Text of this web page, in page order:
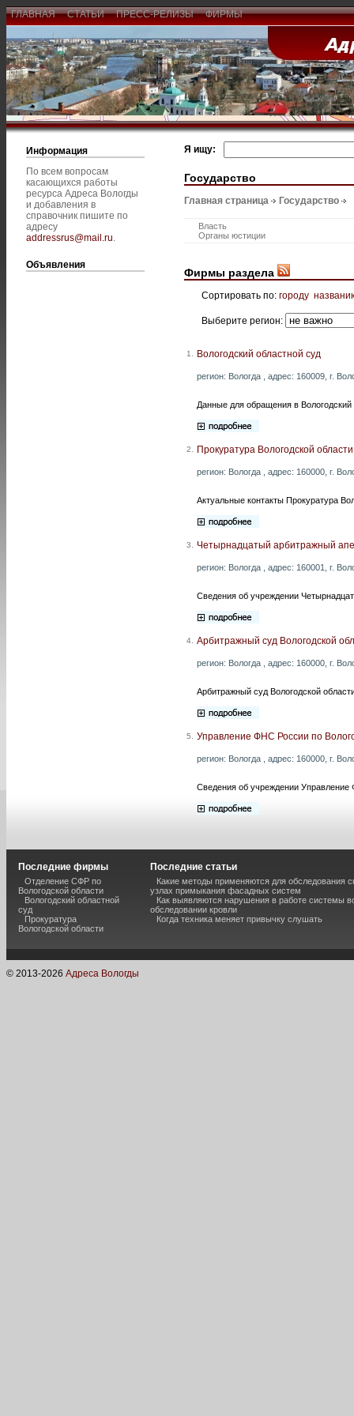
ГЛАВНАЯ СТАТЬИ ПРЕСС-РЕЛИЗЫ ФИРМЫ
Информация
По всем вопросам
касающихся работы
ресурса Адреса Вологды
и добавления в
справочник пишите по
адресу
addressrus@mail.ru.
Объявления
Я ищу:
Государство
Главная страница Государство
Власть
Органы юстиции
Фирмы раздела
Сортировать по: городу
Выберите регион:
1. Вологодский областной суд
регион: Вологда , адрес: 160009, г.
Данные для обращения в
2. Прокуратура Вологодской области
регион: Вологда , адрес: 160000, г.
Актуальные контакты Прокуратура
3. Четырнадцатый арбитражный
регион: Вологда , адрес: 160001, г.
Сведения об учреждении
4. Арбитражный суд Вологодской
регион: Вологда , адрес: 160000, г.
Арбитражный суд Вологодской
5. Управление ФНС России по
регион: Вологда , адрес: 160000, г.
Сведения об учреждении
Последние фирмы
Отделение СФР по
Вологодской области
Вологодский областной
суд
Прокуратура
Вологодской области
Последние статьи
Какие методы применяются для обследования
узлах примыкания фасадных систем
Как выявляются нарушения в работе системы
обследовании кровли
Когда техника меняет привычку слушать
© 2013-2026 Адреса Вологды